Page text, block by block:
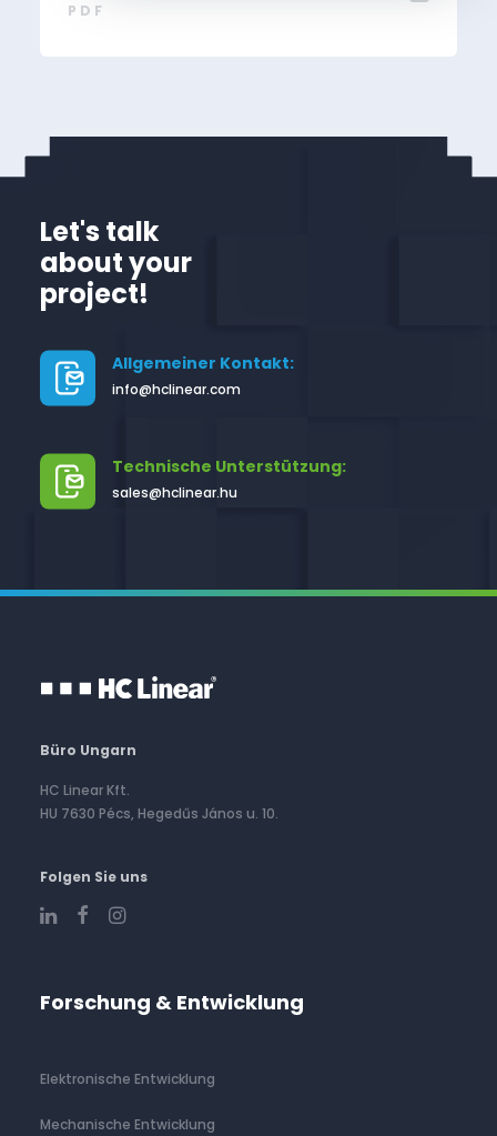
PDF
Let's talk
about your
project!
Allgemeiner Kontakt:
info@hclinear.com
Technische Unterstützung:
sales@hclinear.hu
Büro Ungarn
HC Linear Kft.
HU 7630 Pécs, Hegedűs János u. 10.
Folgen Sie uns
Forschung & Entwicklung
Elektronische Entwicklung
Mechanische Entwicklung